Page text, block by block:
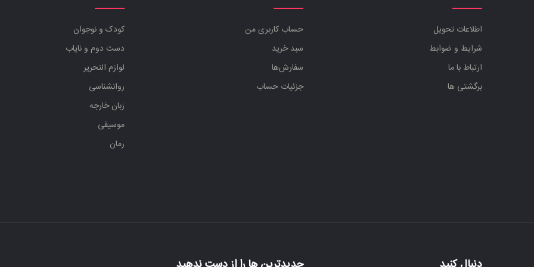
اطلاعات تحویل
شرایط و ضوابط
ارتباط با ما
برگشتی ها
حساب کاربری من
سبد خرید
سفارش‌ها
جزئیات حساب
کودک و نوجوان
دست دوم و نایاب
لوازم التحریر
روانشناسی
زبان خارجه
موسیقی
رمان